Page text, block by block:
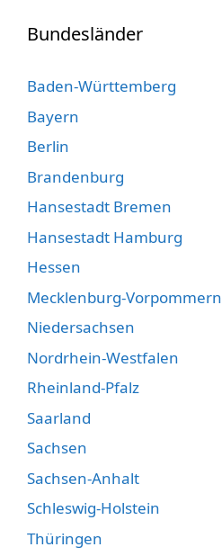
Bundesländer
Baden-Württemberg
Bayern
Berlin
Brandenburg
Hansestadt Bremen
Hansestadt Hamburg
Hessen
Mecklenburg-Vorpommern
Niedersachsen
Nordrhein-Westfalen
Rheinland-Pfalz
Saarland
Sachsen
Sachsen-Anhalt
Schleswig-Holstein
Thüringen